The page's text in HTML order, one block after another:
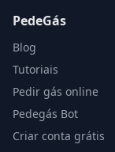
PedeGás
Blog
Tutoriais
Pedir gás online
Pedegás Bot
Criar conta grátis